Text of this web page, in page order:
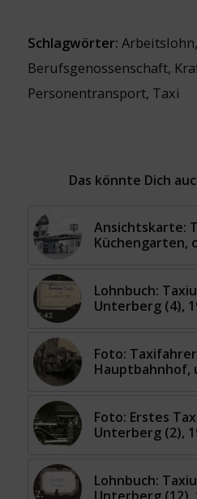
Schlagwörter: Arbeitslohn,
Berufsgenossenschaft,
Personentransport, Taxi
Das könnte Dich
Ansichtskarte:
Küchengarten,
Lohnbuch:
Unterberg (4),
Foto:
Hauptbahnhof,
Foto: Erstes
Unterberg (2),
Lohnbuch: